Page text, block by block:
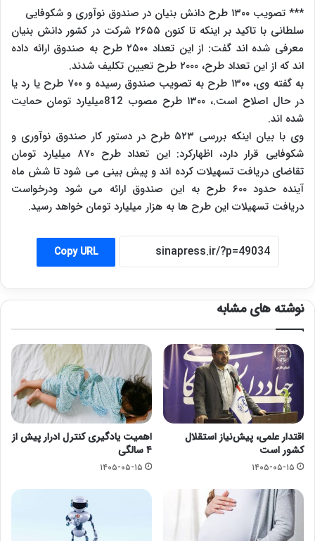
*** تصویب ۱۳۰۰ طرح دانش بنیان در صندوق نوآوری و شکوفایی
سلطانی با تاکید بر اینکه تا کنون ۲۶۵۵ شرکت در کشور دانش بنیان
معرفی شده اند گفت: از این تعداد ۲۵۰۰ طرح به صندوق ارائه داده
اند که از این تعداد طرح، ۲۰۰۰ طرح تعیین تکلیف شدند.
به گفته وی، ۱۳۰۰ طرح به تصویب صندوق رسیده و ۷۰۰ طرح یا رد یا
در حال اصلاح است.، ۱۳۰۰ طرح مصوب 812میلیارد تومان حمایت
شده اند.
وی با بیان اینکه بررسی ۵۲۳ طرح در دستور کار صندوق نوآوری و
شکوفایی قرار دارد، اظهارکرد: این تعداد طرح ۸۷۰ میلیارد تومان
تقاضای دریافت تسهیلات کرده اند و پیش بینی می شود تا شش ماه
آینده حدود ۶۰۰ طرح به این صندوق ارائه می شود ودرخواست
دریافت تسهیلات این طرح ها به هزار میلیارد تومان خواهد رسید.
Copy URL
نوشته های مشابه
اقتدار علمی، پیش‌نیاز استقلال
کشور است
۱۴۰۵-۰۵-۱۵
اهمیت یادگیری کنترل ادرار پیش از
۴ سالگی
۱۴۰۵-۰۵-۱۵